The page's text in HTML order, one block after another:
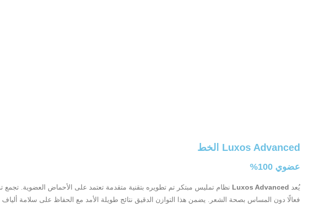
Luxos Advanced الخط
عضوي 100%
يُعد Luxos Advanced نظام تمليس مبتكر تم تطويره بتقنية متقدمة تعتمد على الأحماض العضوية. تجمع
فعالًا دون المساس بصحة الشعر. يضمن هذا التوازن الدقيق نتائج طويلة الأمد مع الحفاظ على سلامة ألياف